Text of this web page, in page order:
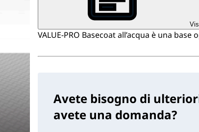
VALUE-PRO Basecoat all’acqua è una base
Avete bisogno di
avete una domanda?